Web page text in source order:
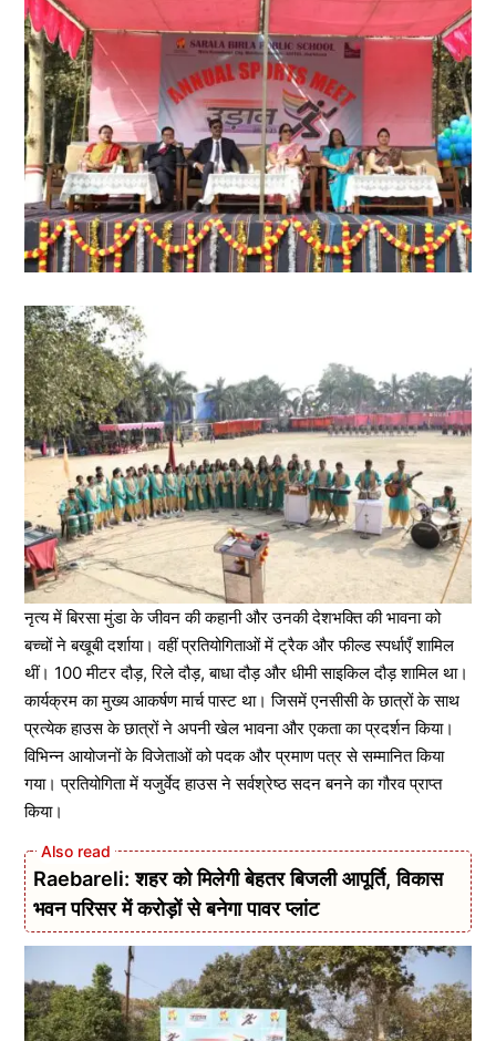
नृत्य में बिरसा मुंडा के जीवन की कहानी और उनकी देशभक्ति की भावना को
बच्चों ने बखूबी दर्शाया। वहीं प्रतियोगिताओं में ट्रैक और फील्ड स्पर्धाएँ शामिल
थीं। 100 मीटर दौड़, रिले दौड़, बाधा दौड़ और धीमी साइकिल दौड़ शामिल था।
कार्यक्रम का मुख्य आकर्षण मार्च पास्ट था। जिसमें एनसीसी के छात्रों के साथ
प्रत्येक हाउस के छात्रों ने अपनी खेल भावना और एकता का प्रदर्शन किया।
विभिन्न आयोजनों के विजेताओं को पदक और प्रमाण पत्र से सम्मानित किया
गया। प्रतियोगिता में यजुर्वेद हाउस ने सर्वश्रेष्ठ सदन बनने का गौरव प्राप्त
किया।
Raebareli: शहर को मिलेगी बेहतर बिजली आपूर्ति, विकास
भवन परिसर में करोड़ों से बनेगा पावर प्लांट